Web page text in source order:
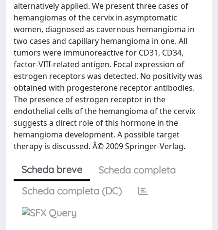
alternatively applied. We present three cases of
hemangiomas of the cervix in asymptomatic
women, diagnosed as cavernous hemangioma in
two cases and capillary hemangioma in one. All
tumors were immunoreactive for CD31, CD34,
factor-VIII-related antigen. Focal expression of
estrogen receptors was detected. No positivity was
obtained with progesterone receptor antibodies.
The presence of estrogen receptor in the
endothelial cells of the hemangioma of the cervix
suggests a direct role of this hormone in the
hemangioma development. A possible target
therapy is discussed. Â© 2009 Springer-Verlag.
Scheda breve
Scheda completa
Scheda completa (DC)